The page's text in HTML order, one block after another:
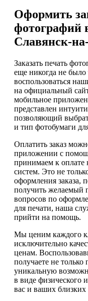
Оформить
фотографий
Славянск-
Заказать печать
еще никогда не было
воспользоваться
на официальный
мобильное
представлен
позволяющий
и тип фотобумаги
Оплатить заказ
приложении с
принимаем к оплате
систем. Это не
оформления заказа,
получить желаемый
вопросов по
для печати, наша
прийти на помощь.
Мы ценим каждого
исключительно
ценам.
получаете не
уникальную
в виде физического
вас и ваших